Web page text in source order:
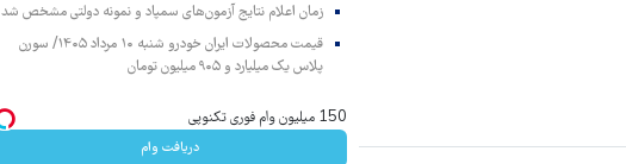
زمان اعلام نتایج آزمون‌های سمپاد و نمونه دولتی مشخص شد
قیمت محصولات ایران خودرو شنبه ۱۰ مرداد ۱۴۰۵/ سورن
پلاس یک میلیارد و ۹۰۵ میلیون تومان
150 میلیون وام فوری تکنوپی
دریافت وام